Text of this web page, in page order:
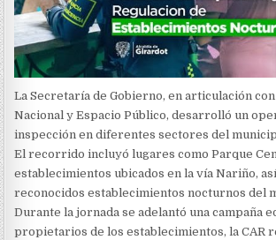
La Secretaría de Gobierno, en articulación con
Nacional y Espacio Público, desarrolló un
inspección en diferentes sectores del
El recorrido incluyó lugares como Parque
establecimientos ubicados en la vía Nariño,
reconocidos establecimientos nocturnos del
Durante la jornada se adelantó una campaña
propietarios de los establecimientos, la CAR